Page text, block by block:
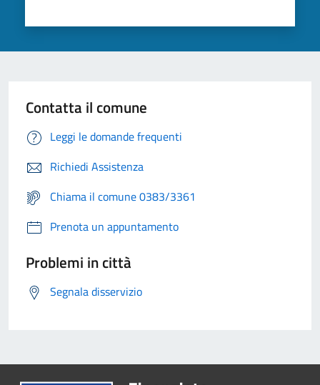
Contatta il comune
Leggi le domande frequenti
Richiedi Assistenza
Chiama il comune 0383/3361
Prenota un appuntamento
Problemi in città
Segnala disservizio